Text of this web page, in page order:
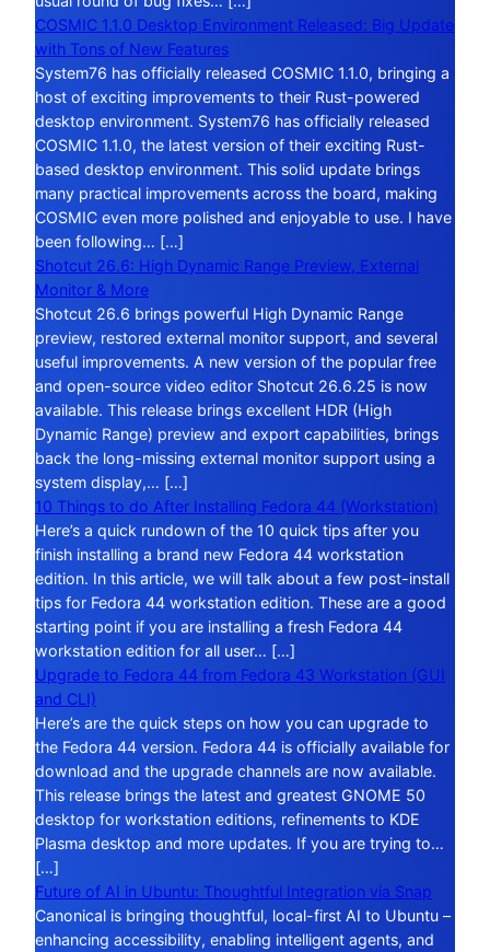
COSMIC 1.1.0 Desktop Environment Released: Big Update
with Tons of New Features
System76 has officially released COSMIC 1.1.0, bringing a
host of exciting improvements to their Rust-powered
desktop environment. System76 has officially released
COSMIC 1.1.0, the latest version of their exciting Rust-
based desktop environment. This solid update brings
many practical improvements across the board, making
COSMIC even more polished and enjoyable to use. I have
been following… […]
Shotcut 26.6: High Dynamic Range Preview, External
Monitor & More
Shotcut 26.6 brings powerful High Dynamic Range
preview, restored external monitor support, and several
useful improvements. A new version of the popular free
and open-source video editor Shotcut 26.6.25 is now
available. This release brings excellent HDR (High
Dynamic Range) preview and export capabilities, brings
back the long-missing external monitor support using a
system display,… […]
10 Things to do After Installing Fedora 44 (Workstation)
Here’s a quick rundown of the 10 quick tips after you
finish installing a brand new Fedora 44 workstation
edition. In this article, we will talk about a few post-install
tips for Fedora 44 workstation edition. These are a good
starting point if you are installing a fresh Fedora 44
workstation edition for all user… […]
Upgrade to Fedora 44 from Fedora 43 Workstation (GUI
and CLI)
Here’s are the quick steps on how you can upgrade to
the Fedora 44 version. Fedora 44 is officially available for
download and the upgrade channels are now available.
This release brings the latest and greatest GNOME 50
desktop for workstation editions, refinements to KDE
Plasma desktop and more updates. If you are trying to…
[…]
Future of AI in Ubuntu: Thoughtful Integration via Snap
Canonical is bringing thoughtful, local-first AI to Ubuntu –
enhancing accessibility, enabling intelligent agents, and